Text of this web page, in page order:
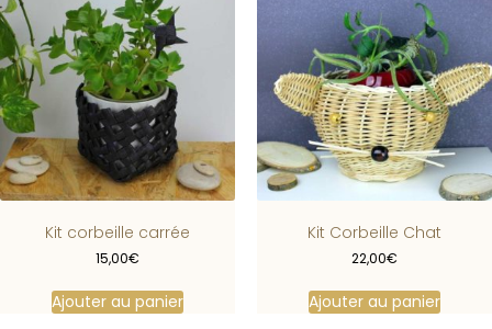
Kit corbeille carrée
15,00€
Ajouter au panier
Kit Corbeille Chat
22,00€
Ajouter au panier